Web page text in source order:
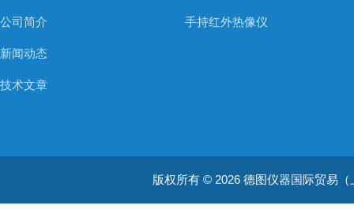
公司简介
新闻动态
技术文章
手持红外热像仪
版权所有 © 2026 德图仪器国际贸易